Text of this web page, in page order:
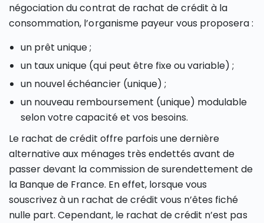
négociation du contrat de rachat de crédit à la
consommation, l’organisme payeur vous proposera :
un prêt unique ;
un taux unique (qui peut être fixe ou variable) ;
un nouvel échéancier (unique) ;
un nouveau remboursement (unique) modulable
selon votre capacité et vos besoins.
Le rachat de crédit offre parfois une dernière
alternative aux ménages très endettés avant de
passer devant la commission de surendettement de
la Banque de France. En effet, lorsque vous
souscrivez à un rachat de crédit vous n’êtes fiché
nulle part. Cependant, le rachat de crédit n’est pas